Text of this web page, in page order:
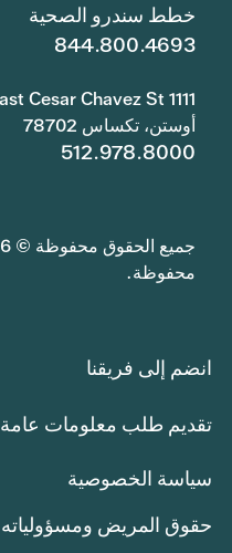
خطط سندرو الصحية
844.800.4693
1111 East Cesar Chavez St. 1111 East Cesar Chavez St.
أوستن، تكساس 78702
512.978.8000
محفوظة.
انضم إلى فريقنا
تقديم طلب معلومات عامة
سياسة الخصوصية
حقوق المريض ومسؤولياته